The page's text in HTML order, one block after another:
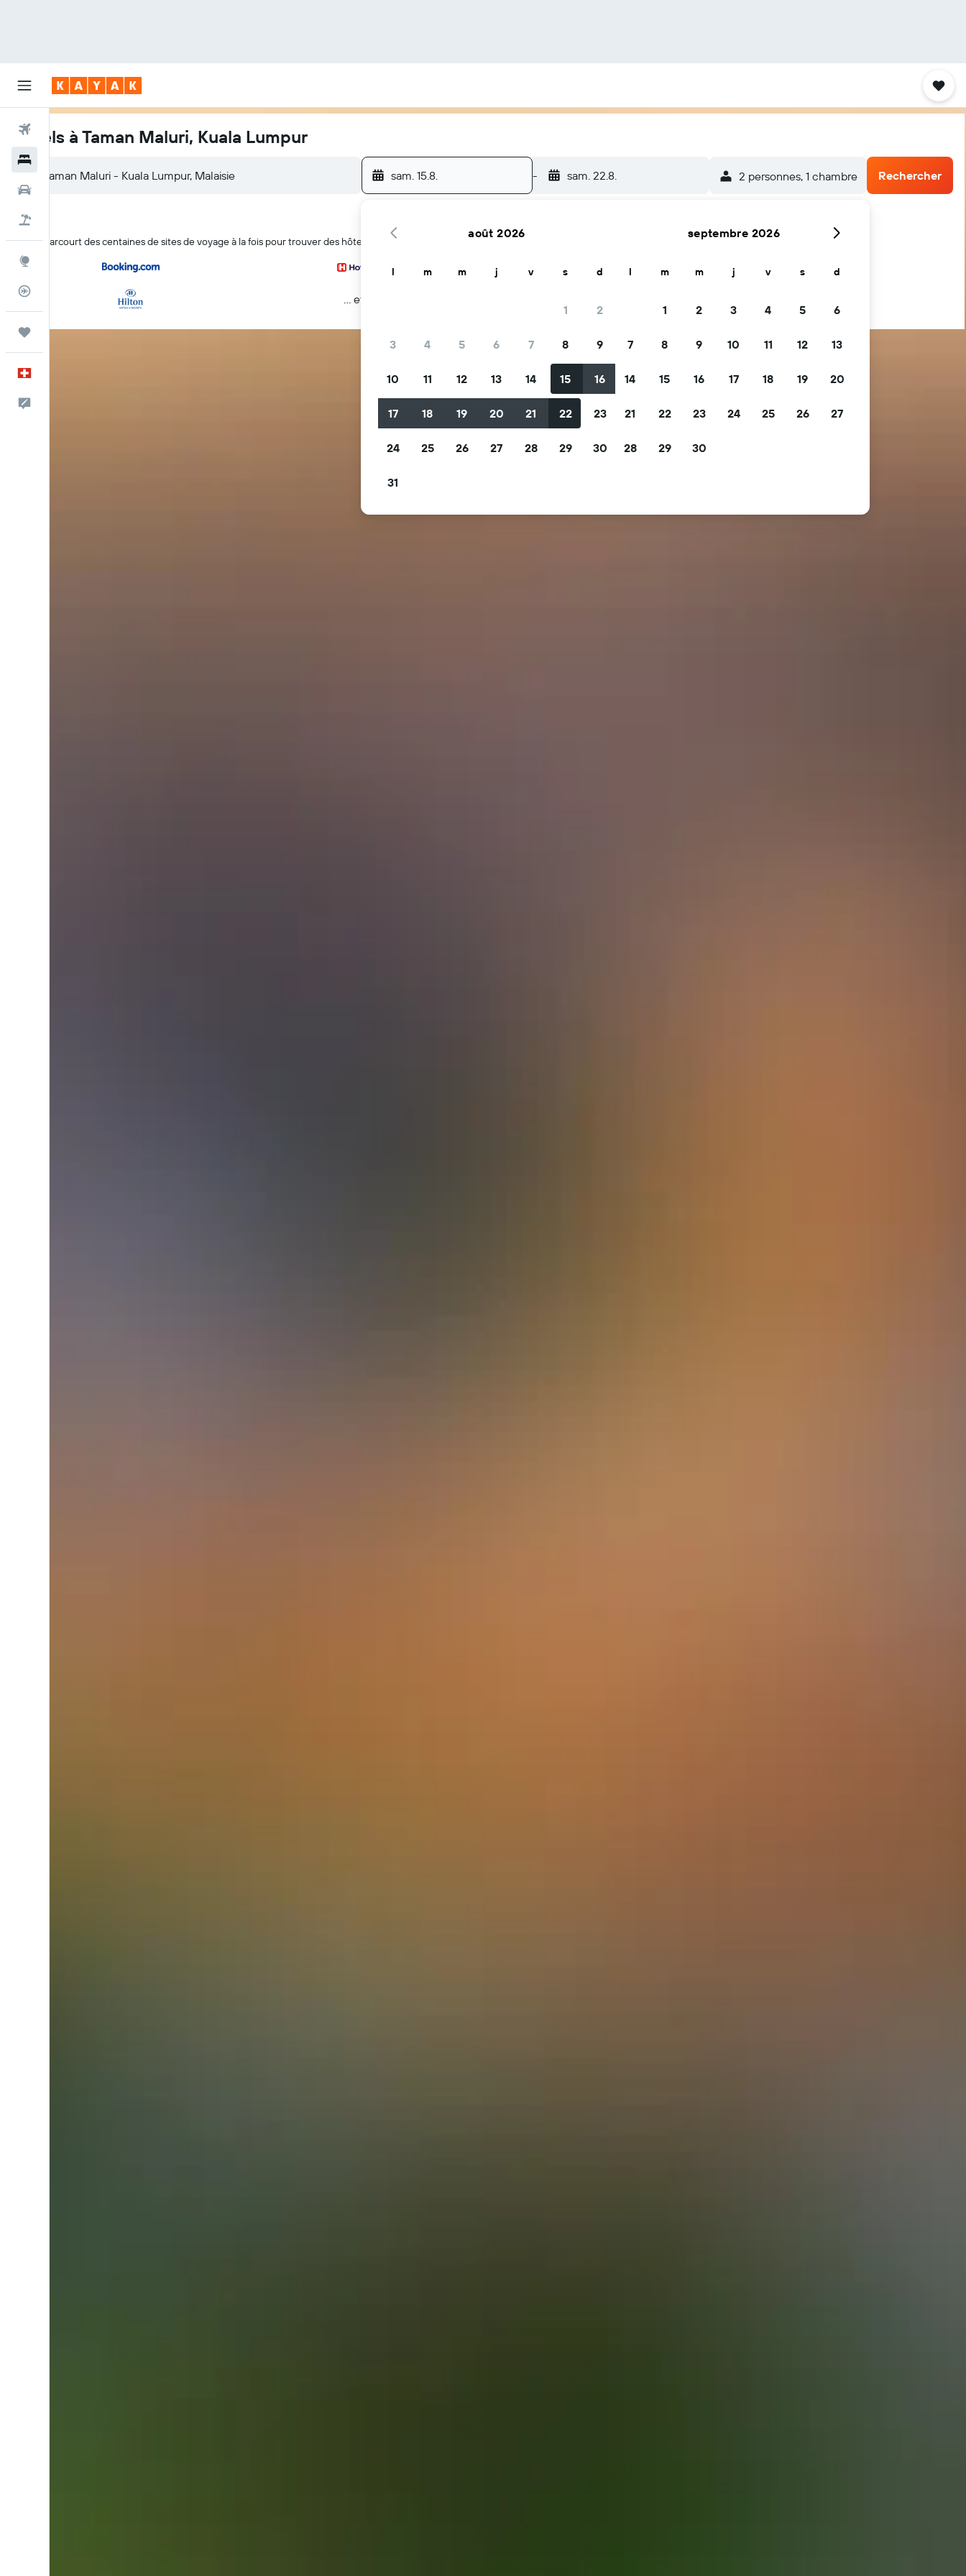
Vols
Trips
Hôtels à Taman Maluri, Kuala Lumpur
sam. 15.8. - sam. 22.8. 2 personnes, 1 chambre Rechercher
KAYAK parcourt des centaines de sites de voyage à la fois pour trouver des hôtels à Taman Maluri
… et plus
août 2026
l m m j v s d
1 2
3 4 5 6 7 8 9
10 11 12 13 14 15 16
17 18 19 20 21 22 23
24 25 26 27 28 29 30
31
septembre 2026
l m m j v s d
1 2 3 4 5 6
7 8 9 10 11 12 13
14 15 16 17 18 19 20
21 22 23 24 25 26 27
28 29 30